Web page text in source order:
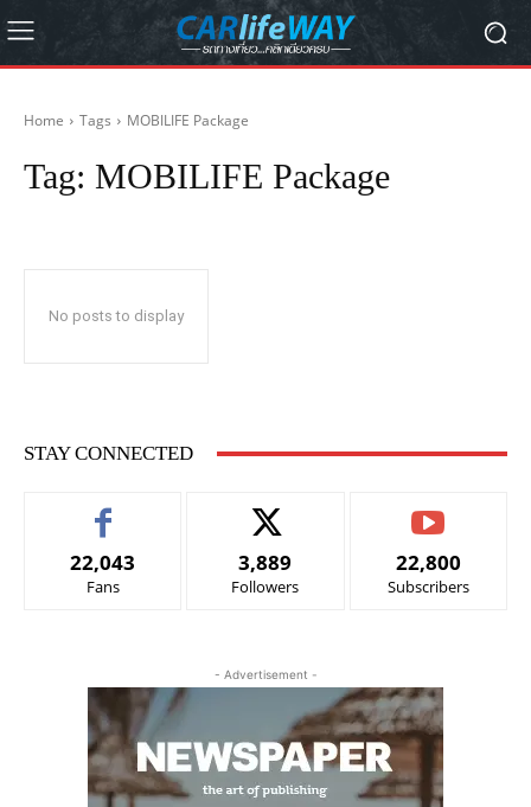
Home Tags MOBILIFE Package
Tag: MOBILIFE Package
No posts to display
STAY CONNECTED
22,043
Fans
3,889
Followers
22,800
Subscribers
- Advertisement -